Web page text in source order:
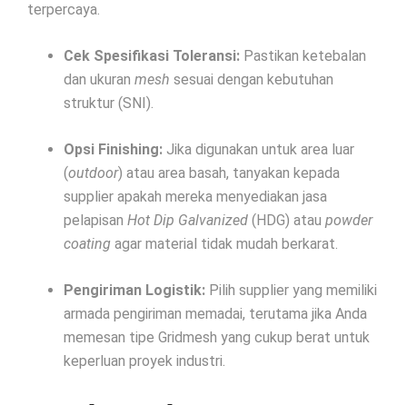
terpercaya.
Cek Spesifikasi Toleransi: Pastikan ketebalan
dan ukuran mesh sesuai dengan kebutuhan
struktur (SNI).
Opsi Finishing: Jika digunakan untuk area luar
(outdoor) atau area basah, tanyakan kepada
supplier apakah mereka menyediakan jasa
pelapisan Hot Dip Galvanized (HDG) atau powder
coating agar material tidak mudah berkarat.
Pengiriman Logistik: Pilih supplier yang memiliki
armada pengiriman memadai, terutama jika Anda
memesan tipe Gridmesh yang cukup berat untuk
keperluan proyek industri.